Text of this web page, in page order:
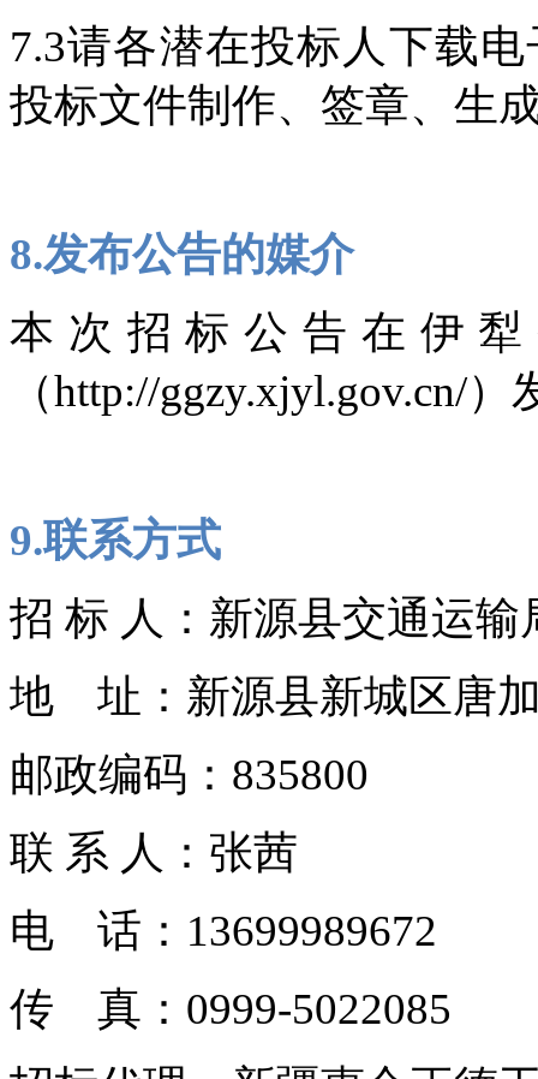
7.3请各潜在投标人下载
投标文件制作、签章、生
8.发布公告的媒介
本次招标公告在伊
（http://ggzy.xjyl.gov.cn/）
9.联系方式
招 标 人：新源县交通运输
地 址：新源县新城区唐
邮政编码：835800
联 系 人：张茜
电 话：13699989672
传 真：0999-5022085